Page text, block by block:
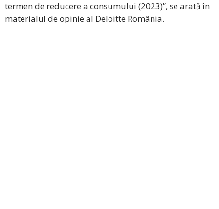
termen de reducere a consumului (2023)”, se arată în
materialul de opinie al Deloitte România.